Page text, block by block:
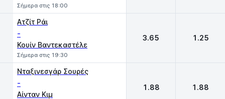
Σήμερα στις 18:00
Ατζίτ Ράι
-
Κουίν Βαντεκαστέλε
Σήμερα στις 19:30
3.65 1.25
Νταξινεσγάρ Σουρές
-
Αίνταν Κιμ
1.88 1.88